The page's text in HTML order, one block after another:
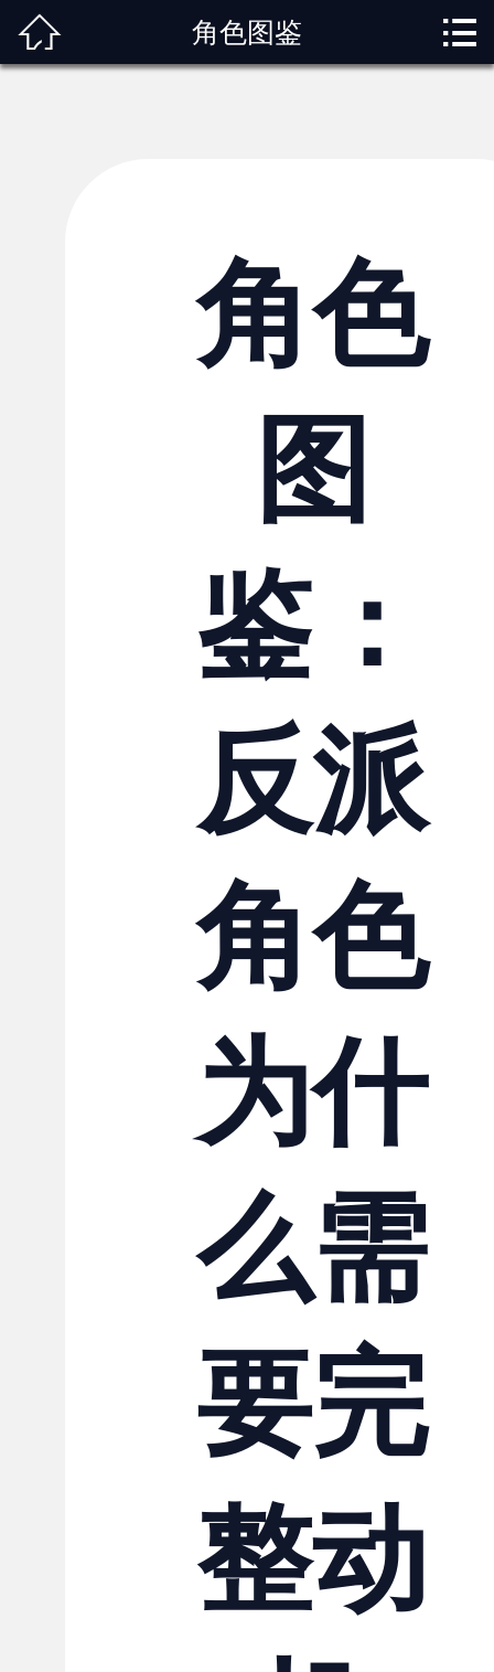
角色图鉴
内容服务
榜单排行
 角色图鉴 
角色
图
鉴：
反派
角色
为什
么需
要完
整动